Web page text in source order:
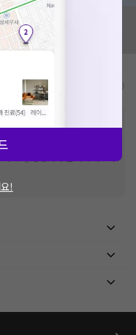
비급여/급여 진료란?
격과 상이할 수 있으니, 정확
.
지되어 있는 급여 진료 기준 가
!